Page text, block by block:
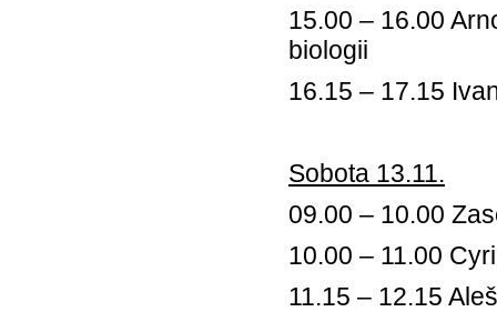
15.00 – 16.00
biologii
16.15 – 17.15
Sobota 13.11.
09.00 – 10.00
10.00 – 11.00
11.15 – 12.15